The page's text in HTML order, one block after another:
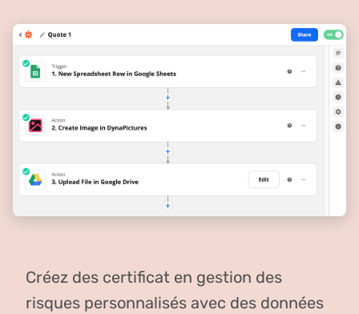
Créez des certificat en gestion des
risques personnalisés avec des données